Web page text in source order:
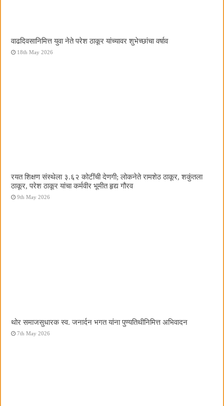
वाढदिवसानिमित्त युवा नेते परेश ठाकूर यांच्यावर शुभेच्छांचा वर्षाव
18th May 2026
रयत शिक्षण संस्थेला ३.६२ कोटींची देणगी; लोकनेते रामशेठ ठाकूर, शकुंतला
ठाकूर, परेश ठाकूर यांचा कर्मवीर भूमीत हृद्य गौरव
9th May 2026
थोर समाजसुधारक स्व. जनार्दन भगत यांना पुण्यतिथीनिमित्त अभिवादन
7th May 2026